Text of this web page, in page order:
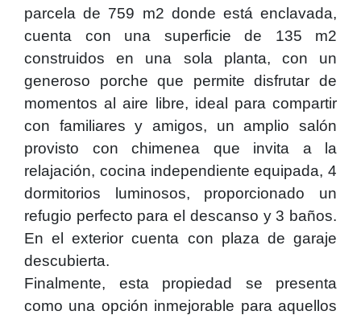
parcela de 759 m2 donde está enclavada,
cuenta con una superficie de 135 m2
construidos en una sola planta, con un
generoso porche que permite disfrutar de
momentos al aire libre, ideal para compartir
con familiares y amigos, un amplio salón
provisto con chimenea que invita a la
relajación, cocina independiente equipada, 4
dormitorios luminosos, proporcionado un
refugio perfecto para el descanso y 3 baños.
En el exterior cuenta con plaza de garaje
descubierta.
Finalmente, esta propiedad se presenta
como una opción inmejorable para aquellos